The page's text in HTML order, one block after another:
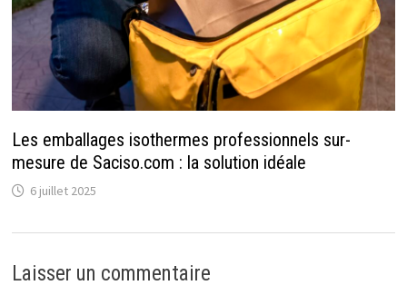
Les emballages isothermes professionnels sur-
mesure de Saciso.com : la solution idéale
6 juillet 2025
Laisser un commentaire